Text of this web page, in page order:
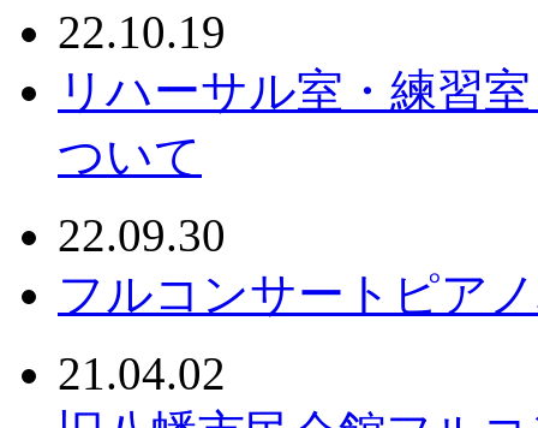
22.10.19
リハーサル室・練習
ついて
22.09.30
フルコンサートピア
21.04.02